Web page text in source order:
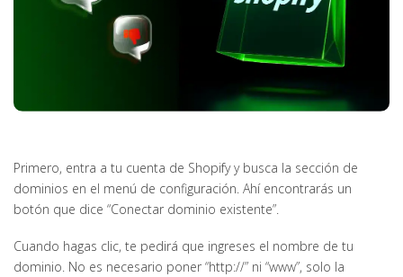
Primero, entra a tu cuenta de Shopify y busca la sección de
dominios en el menú de configuración. Ahí encontrarás un
botón que dice “Conectar dominio existente”.
Cuando hagas clic, te pedirá que ingreses el nombre de tu
dominio. No es necesario poner “http://” ni “www”, solo la